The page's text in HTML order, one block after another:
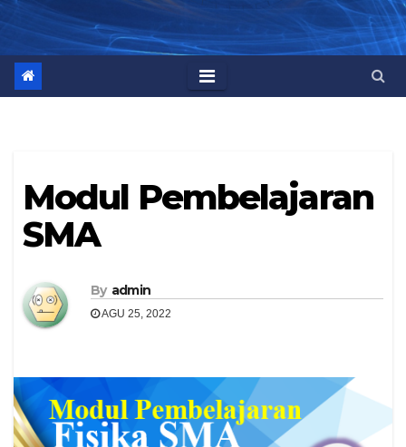
Modul Pembelajaran
SMA
By admin
AGU 25, 2022